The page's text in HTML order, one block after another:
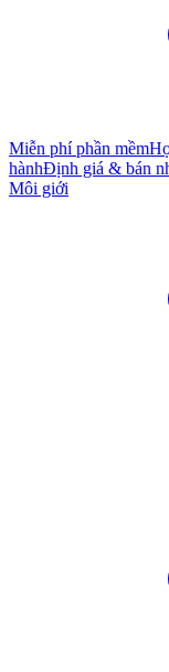
Miễn phí phần mềm
hànhĐịnh giá & bán
Môi giới